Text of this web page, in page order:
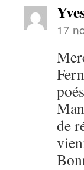
17
de